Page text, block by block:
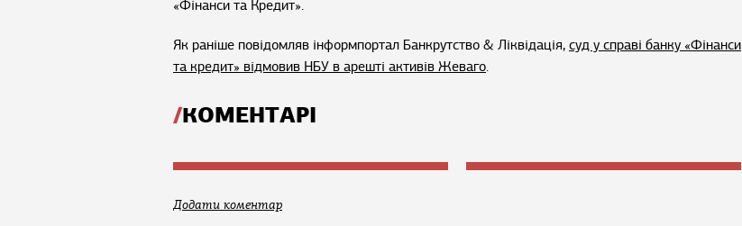
«Фінанси та Кредит».
Як раніше повідомляв інформпортал Банкрутство & Ліквідація, суд у справі банку «Фінанси
та кредит» відмовив НБУ в арешті активів Жеваго.
КОМЕНТАРІ
Додати коментар